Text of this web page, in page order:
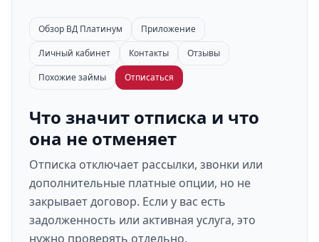
Обзор ВД Платинум
Приложение
Личный кабинет
Контакты
Отзывы
Похожие займы
Отписаться
Что значит отписка и что
она не отменяет
Отписка отключает рассылки, звонки или
дополнительные платные опции, но не
закрывает договор. Если у вас есть
задолженность или активная услуга, это
нужно проверять отдельно.